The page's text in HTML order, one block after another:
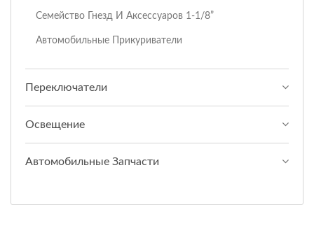
Семейство Гнезд И Аксессуаров 1-1/8”
Автомобильные Прикуриватели
Переключатели
Освещение
Автомобильные Запчасти